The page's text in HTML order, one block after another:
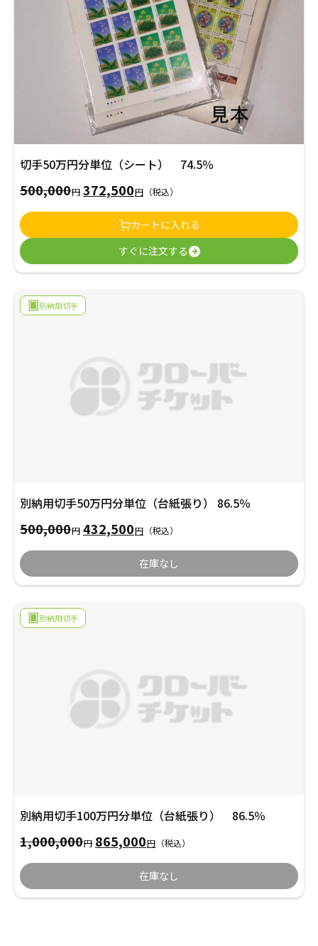
し
た。
で
す。
切手50万円分単位（シート） 74.5％
500,000円 元
の
500,000
し
372,500円 現
在
価
で
す。
（税込）
カートに入れる
すぐに注文する
別納用切手
別納用切手50万円分単位（台紙張り） 86.5％
500,000円 元
の
た。
432,500円 現
在
円
で
（税込）
在庫なし
別納用切手
別納用切手100万円分単位（台紙張り） 86.5％
1,000,000円 元
の
865,000円 現
在
（税込）
在庫なし